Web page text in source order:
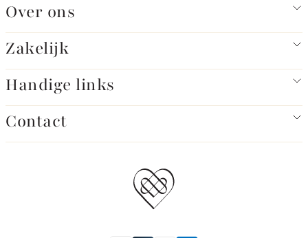
Over ons
Zakelijk
Handige links
Contact